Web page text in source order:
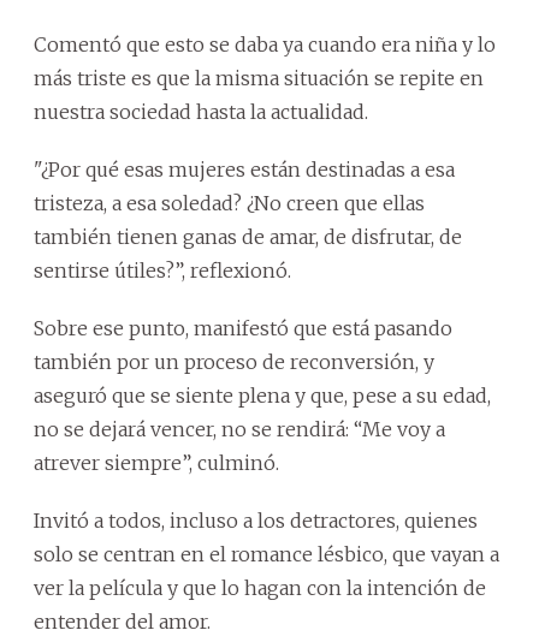
Comentó que esto se daba ya cuando era niña y lo
más triste es que la misma situación se repite en
nuestra sociedad hasta la actualidad.
"¿Por qué esas mujeres están destinadas a esa
tristeza, a esa soledad? ¿No creen que ellas
también tienen ganas de amar, de disfrutar, de
sentirse útiles?”, reflexionó.
Sobre ese punto, manifestó que está pasando
también por un proceso de reconversión, y
aseguró que se siente plena y que, pese a su edad,
no se dejará vencer, no se rendirá: “Me voy a
atrever siempre”, culminó.
Invitó a todos, incluso a los detractores, quienes
solo se centran en el romance lésbico, que vayan a
ver la película y que lo hagan con la intención de
entender del amor.